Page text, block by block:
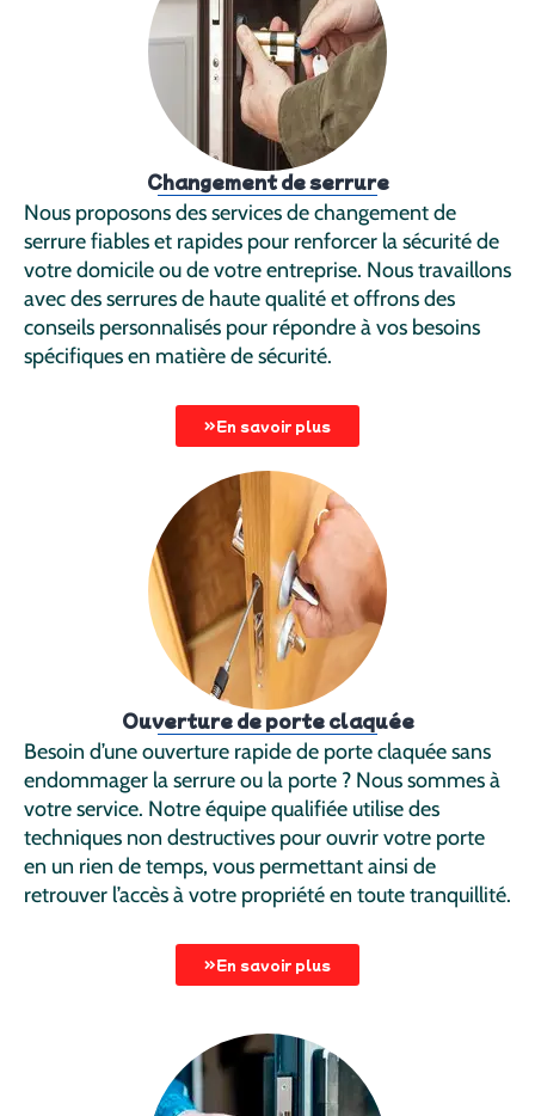
Changement de serrure
Nous proposons des services de changement de
serrure fiables et rapides pour renforcer la sécurité de
votre domicile ou de votre entreprise. Nous travaillons
avec des serrures de haute qualité et offrons des
conseils personnalisés pour répondre à vos besoins
spécifiques en matière de sécurité.
En savoir plus
Ouverture de porte claquée
Besoin d’une ouverture rapide de porte claquée sans
endommager la serrure ou la porte ? Nous sommes à
votre service. Notre équipe qualifiée utilise des
techniques non destructives pour ouvrir votre porte
en un rien de temps, vous permettant ainsi de
retrouver l’accès à votre propriété en toute tranquillité.
En savoir plus